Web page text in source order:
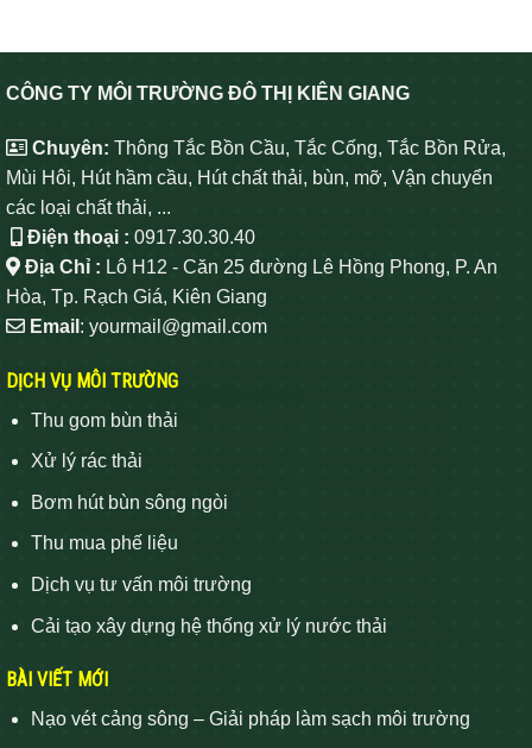
CÔNG TY MÔI TRƯỜNG ĐÔ THỊ KIÊN GIANG
Chuyên: Thông Tắc Bồn Cầu, Tắc Cống, Tắc Bồn Rửa,
Mùi Hôi, Hút hầm cầu, Hút chất thải, bùn, mỡ, Vận chuyển
các loại chất thải, ...
Điện thoại : 0917.30.30.40
Địa Chỉ : Lô H12 - Căn 25 đường Lê Hồng Phong, P. An
Hòa, Tp. Rạch Giá, Kiên Giang
Email : yourmail@gmail.com
DỊCH VỤ MÔI TRƯỜNG
Thu gom bùn thải
Xử lý rác thải
Bơm hút bùn sông ngòi
Thu mua phế liệu
Dịch vụ tư vấn môi trường
Cải tạo xây dựng hệ thống xử lý nước thải
BÀI VIẾT MỚI
Nạo vét cảng sông – Giải pháp làm sạch môi trường